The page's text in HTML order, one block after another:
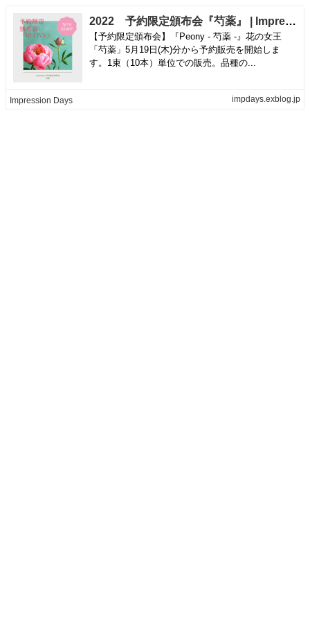
2022 予約限定頒布会『芍薬』 | Impression Days
【予約限定頒布会】『Peony - 芍薬 -』花の女王
「芍薬」5月19日(木)分から予約販売を開始しま
す。1束（10本）単位での販売。品種の...
Impression Days impdays.exblog.jp